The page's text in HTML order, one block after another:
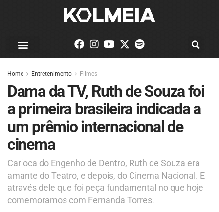
Home Entretenimento Filmes
Dama da TV, Ruth de Souza foi
a primeira brasileira indicada a
um prêmio internacional de
cinema
Carioca do Engenho de Dentro, Ruth de Souza era
amante do Teatro, e depois, do Cinema Nacional. E
através dele que foi peça fundamental no que hoje
comemoramos com Fernanda Torres.